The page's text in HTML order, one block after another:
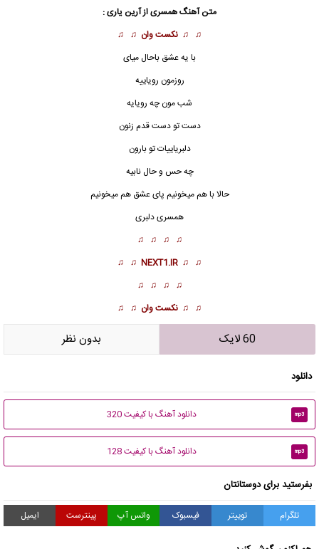
متن آهنگ همسری از آرین یاری :
♫ ♫ نکست وان ♫ ♫
با یه عشق باحال میای
روزمون رویاییه
شب مون چه رویایه
دست تو دست قدم زنون
دلبریاییات تو بارون
چه حس و حال نابیه
حالا با هم میخونیم پای عشق هم میخونیم
همسری دلبری
♫ ♫ ♫ ♫
♫ ♫
NEXT1.IR
♫ ♫
♫ ♫ ♫ ♫
♫ ♫ نکست وان ♫ ♫
60 لایک بدون نظر
دانلود
mp3 دانلود آهنگ با کیفیت 320
mp3 دانلود آهنگ با کیفیت 128
بفرستید برای دوستانتان
تلگرام توییتر فیسبوک واتس آپ پینترست ایمیل